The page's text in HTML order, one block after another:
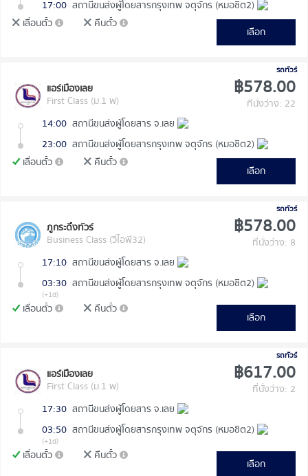
17:00 สถานีขนส่งผู้โดยสารกรุงเทพ จตุจักร (หมอชิต2)
เลื่อนตั๋ว
คืนตั๋ว
เลือก
รถทัวร์
แอร์เมืองเลย
First Class (ม.1 พ)
฿578.00
ที่นั่งว่าง: 22
14:00 สถานีขนส่งผู้โดยสาร จ.เลย
23:00 สถานีขนส่งผู้โดยสารกรุงเทพ จตุจักร (หมอชิต2)
เลื่อนตั๋ว
คืนตั๋ว
เลือก
รถทัวร์
ภูกระดึงทัวร์
Business Class (วีไอพี32)
฿578.00
ที่นั่งว่าง: 8
17:10 สถานีขนส่งผู้โดยสาร จ.เลย
03:30 สถานีขนส่งผู้โดยสารกรุงเทพ จตุจักร (หมอชิต2)
(+1d)
เลื่อนตั๋ว คืนตั๋ว
เลือก
รถทัวร์
แอร์เมืองเลย
First Class (ม.1 พ)
฿617.00
ที่นั่งว่าง: 2
17:30 สถานีขนส่งผู้โดยสาร จ.เลย
03:50 สถานีขนส่งผู้โดยสารกรุงเทพ จตุจักร (หมอชิต2)
(+1d)
เลื่อนตั๋ว คืนตั๋ว
เลือก